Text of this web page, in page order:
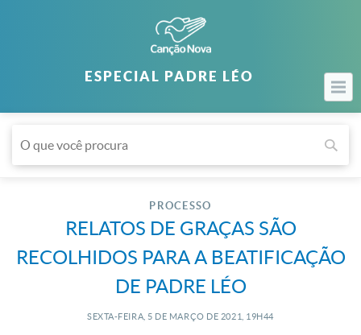
ESPECIAL PADRE LÉO
PROCESSO
RELATOS DE GRAÇAS SÃO
RECOLHIDOS PARA A BEATIFICAÇÃO
DE PADRE LÉO
SEXTA-FEIRA, 5 DE MARÇO DE 2021, 19H44